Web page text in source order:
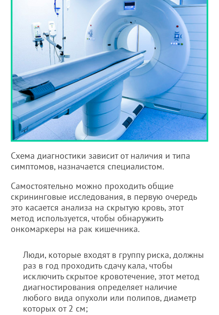
Схема диагностики зависит от наличия и типа
симптомов, назначается специалистом.
Самостоятельно можно проходить общие
скрининговые исследования, в первую очередь
это касается анализа на скрытую кровь, этот
метод используется, чтобы обнаружить
онкомаркеры на рак кишечника.
Люди, которые входят в группу риска, должны
раз в год проходить сдачу кала, чтобы
исключить скрытое кровотечение, этот метод
диагностирования определяет наличие
любого вида опухоли или полипов, диаметр
которых от 2 см;